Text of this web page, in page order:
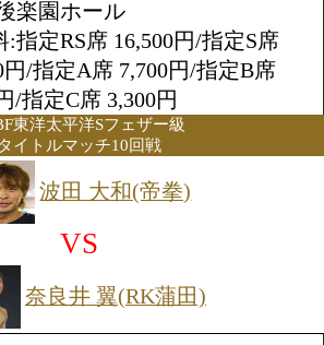
GLOVE on U-NEXT
年7月4日(土) 17:45開始
:後楽園ホール
料:指定RS席 16,500円/指
円/指定A席 7,700円/指
円/指定C席 3,300円
OPBF東洋太平洋Sフェザー級